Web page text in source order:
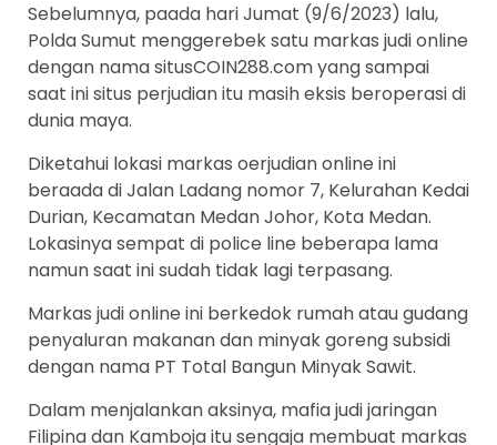
Sebelumnya, paada hari Jumat (9/6/2023) lalu,
Polda Sumut menggerebek satu markas judi online
dengan nama situsCOIN288.com yang sampai
saat ini situs perjudian itu masih eksis beroperasi di
dunia maya.
Diketahui lokasi markas oerjudian online ini
beraada di Jalan Ladang nomor 7, Kelurahan Kedai
Durian, Kecamatan Medan Johor, Kota Medan.
Lokasinya sempat di police line beberapa lama
namun saat ini sudah tidak lagi terpasang.
Markas judi online ini berkedok rumah atau gudang
penyaluran makanan dan minyak goreng subsidi
dengan nama PT Total Bangun Minyak Sawit.
Dalam menjalankan aksinya, mafia judi jaringan
Filipina dan Kamboja itu sengaja membuat markas